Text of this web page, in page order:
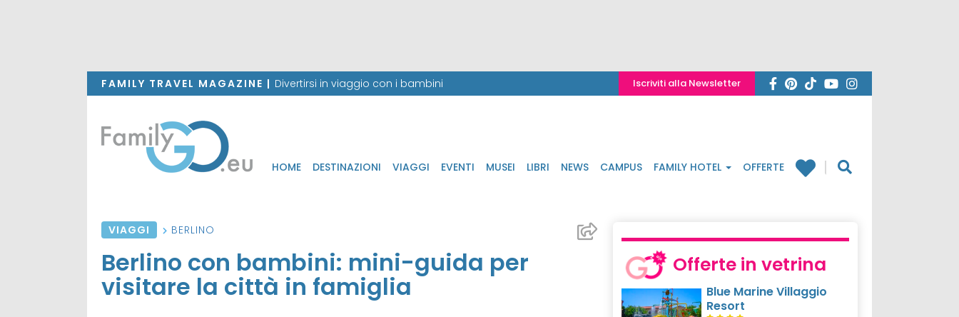
FAMILY TRAVEL MAGAZINE | Divertirsi in viaggio con i bambini Iscriviti alla Newsletter
HOME DESTINAZIONI VIAGGI EVENTI MUSEI LIBRI NEWS CAMPUS FAMILY HOTEL OFFERTE
VIAGGI BERLINO
Berlino con bambini: mini-guida per
visitare la città in famiglia
Offerte in vetrina
Blue Marine Villaggio
Resort